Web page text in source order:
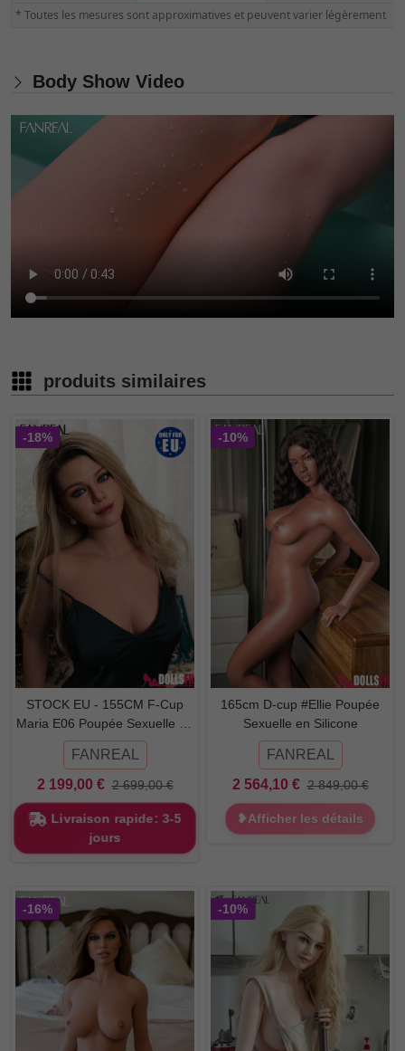
* Toutes les mesures sont approximatives et peuvent varier légèrement
Body Show Video
produits similaires
-18%
STOCK EU - 155CM F-Cup
Maria E06 Poupée Sexuelle en
Silicone
FANREAL
2 199,00 € 2 699,00 €
Livraison rapide: 3-5
jours
-10%
165cm D-cup #Ellie Poupée
Sexuelle en Silicone
FANREAL
2 564,10 € 2 849,00 €
❥Afficher les détails
-16% -10%